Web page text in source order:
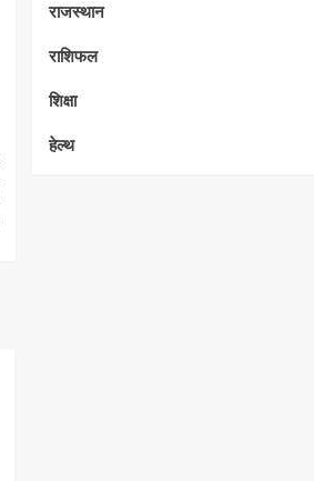
राजस्थान
राशिफल
शिक्षा
हेल्थ